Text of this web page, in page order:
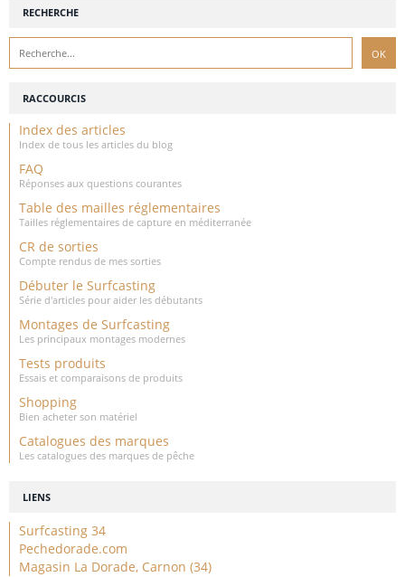
RECHERCHE
RACCOURCIS
Index des articles
Index de tous les articles du blog
FAQ
Réponses aux questions courantes
Table des mailles réglementaires
Tailles réglementaires de capture en méditerranée
CR de sorties
Compte rendus de mes sorties
Débuter le Surfcasting
Série d'articles pour aider les débutants
Montages de Surfcasting
Les principaux montages modernes
Tests produits
Essais et comparaisons de produits
Shopping
Bien acheter son matériel
Catalogues des marques
Les catalogues des marques de pêche
LIENS
Surfcasting 34
Pechedorade.com
Magasin La Dorade, Carnon (34)